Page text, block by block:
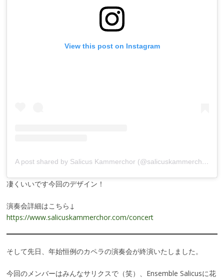
View this post on Instagram
A post shared by Salicus Kammerchor (@salicuskammerchor)
凄くいいです今回のデザイン！
演奏会詳細はこちら↓
https://www.salicuskammerchor.com/concert
そして先日、年始恒例のカペラの演奏会が終演いたしました。
今回のメンバーはみんなサリクスで（笑）、Ensemble Salicusに花